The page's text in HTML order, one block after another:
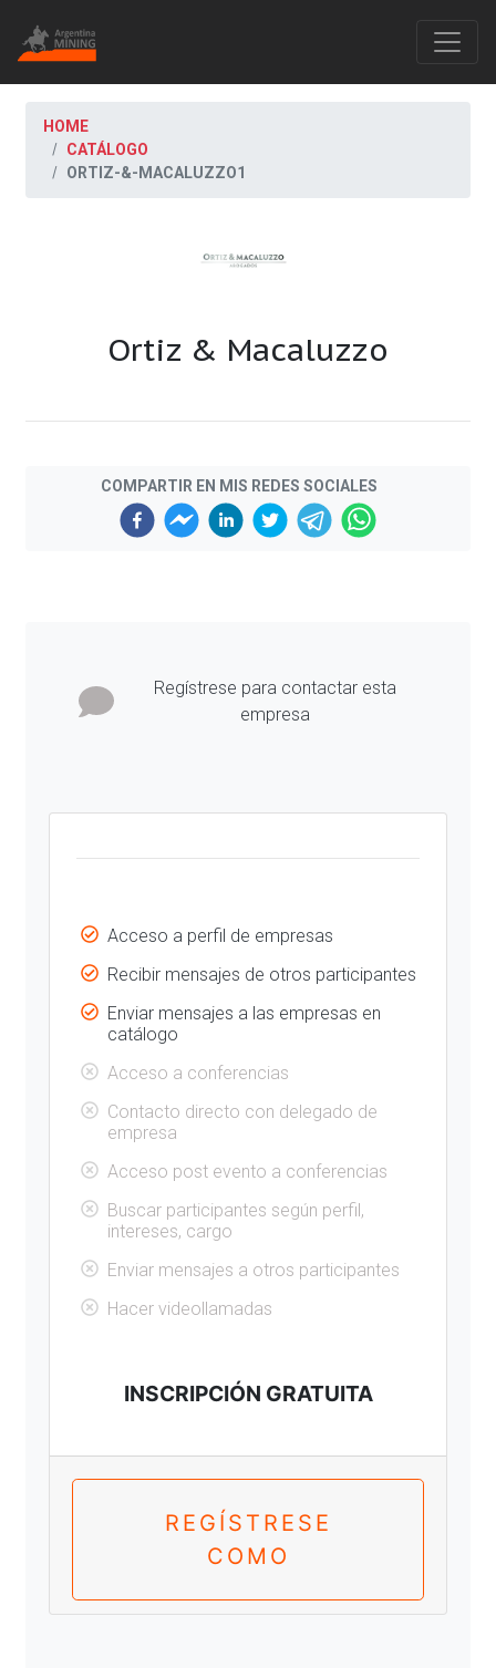
HOME
CATÁLOGO
ORTIZ-&-MACALUZZO1
Ortiz & Macaluzzo
COMPARTIR EN MIS REDES SOCIALES
Regístrese para contactar esta
empresa
Acceso a perfil de empresas
Recibir mensajes de otros participantes
Enviar mensajes a las empresas en
catálogo
Acceso a conferencias
Contacto directo con delegado de
empresa
Acceso post evento a conferencias
Buscar participantes según perfil,
intereses, cargo
Enviar mensajes a otros participantes
Hacer videollamadas
INSCRIPCIÓN GRATUITA
REGÍSTRESE
COMO